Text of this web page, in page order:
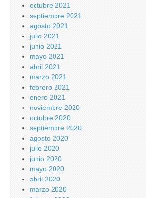
octubre 2021
septiembre 2021
agosto 2021
julio 2021
junio 2021
mayo 2021
abril 2021
marzo 2021
febrero 2021
enero 2021
noviembre 2020
octubre 2020
septiembre 2020
agosto 2020
julio 2020
junio 2020
mayo 2020
abril 2020
marzo 2020